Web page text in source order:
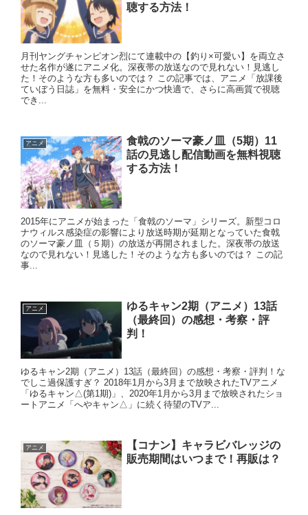
聴する方法！
月刊ヤングチャンピオン烈にて連載中の【釣り×可愛い】を両立さ
せた名作が遂にアニメ化。深夜帯の放送なので見れない！見逃し
た！そのような方も多いのでは？ この記事では、アニメ「放課後
ていぼう日誌」を無料・安全にかつ快適で、さらに高画質で視聴
でき...
アニメ
食戟のソーマ豪ノ皿（5期）11
話の見逃し配信動画を無料視聴
する方法！
2015年にアニメが始まった「食戟のソーマ」シリーズ。新型コロ
ナウィルス感染症の影響により放送時期が延期となっていた食戟
のソーマ豪ノ皿（５期）の放送が再開されました。深夜帯の放送
なので見れない！見逃した！そのような方も多いのでは？ この記
事...
アニメ
ゆるキャン2期（アニメ）13話
（最終回）の感想・考察・評
判！
ゆるキャン2期（アニメ）13話（最終回）の感想・考察・評判！な
でしこ過保護すぎ？ 2018年1月から3月まで放映されたTVアニメ
「ゆるキャン△(第1期)」、2020年1月から3月まで放映されたショ
ートアニメ「へやキャン△」に続く待望のTVア...
アニメ
【コナン】キャラビバレッジの
販売期間はいつまで！再販は？